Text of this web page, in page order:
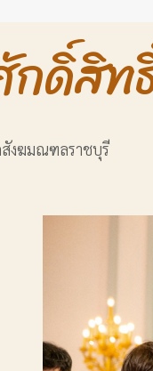
กดิ์สิ
งฆมณฑลราชบุรี